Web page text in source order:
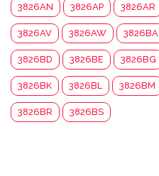
3826AN 3826AP 3826AR
3826AV 3826AW 3826BA
3826BD 3826BE 3826BG
3826BK 3826BL 3826BM
3826BR 3826BS